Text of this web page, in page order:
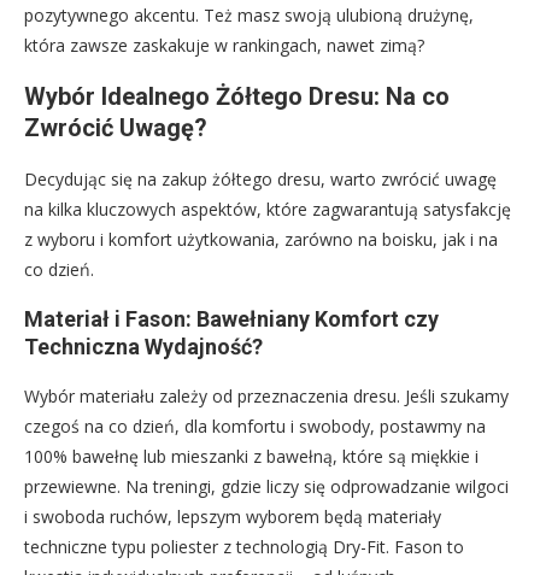
pozytywnego akcentu. Też masz swoją ulubioną drużynę,
która zawsze zaskakuje w rankingach, nawet zimą?
Wybór Idealnego Żółtego Dresu: Na co
Zwrócić Uwagę?
Decydując się na zakup żółtego dresu, warto zwrócić uwagę
na kilka kluczowych aspektów, które zagwarantują satysfakcję
z wyboru i komfort użytkowania, zarówno na boisku, jak i na
co dzień.
Materiał i Fason: Bawełniany Komfort czy
Techniczna Wydajność?
Wybór materiału zależy od przeznaczenia dresu. Jeśli szukamy
czegoś na co dzień, dla komfortu i swobody, postawmy na
100% bawełnę lub mieszanki z bawełną, które są miękkie i
przewiewne. Na treningi, gdzie liczy się odprowadzanie wilgoci
i swoboda ruchów, lepszym wyborem będą materiały
techniczne typu poliester z technologią Dry-Fit. Fason to